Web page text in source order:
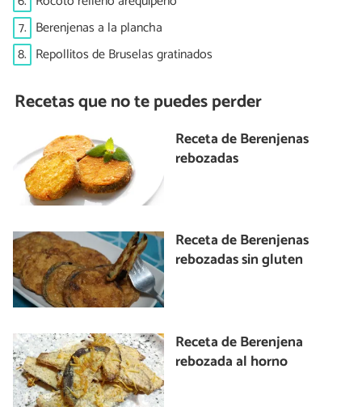
7. Berenjenas a la plancha
8. Repollitos de Bruselas gratinados
Recetas que no te puedes perder
Receta de Berenjenas
rebozadas
Receta de Berenjenas
rebozadas sin gluten
Receta de Berenjena
rebozada al horno